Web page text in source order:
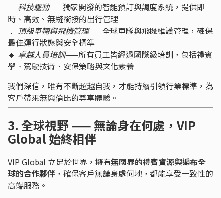
🔹 科技驅動——獨家開發的智能預訂與調度系統，提供即
時、高效、無縫銜接的出行管理
🔹 頂級車輛與飛機管理——全球車隊與飛機維護管理，確保
最佳運行狀態與安全標準
🔹 卓越人員培訓——所有員工皆經過國際級培訓，包括禮賓
學、駕駛技術、安保策略與文化素養
我們深信，唯有不斷超越自我，才能持續引領行業標準，為
客戶帶來無與倫比的尊享體驗。
3. 全球視野 —— 無論身在何處，VIP
Global 始終相伴
VIP Global 立足於世界，擁有無國界的禮賓資源與遍布全
球的合作夥伴 ，確保客戶無論身處何地，都能享受一致性的
高端服務。